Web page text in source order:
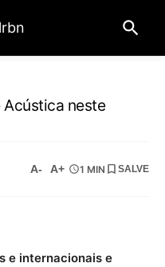
Acústica neste
A- A+ 1 MIN SALVE
e internacionais e